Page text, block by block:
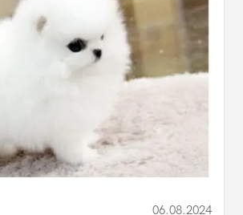
06.08.2024